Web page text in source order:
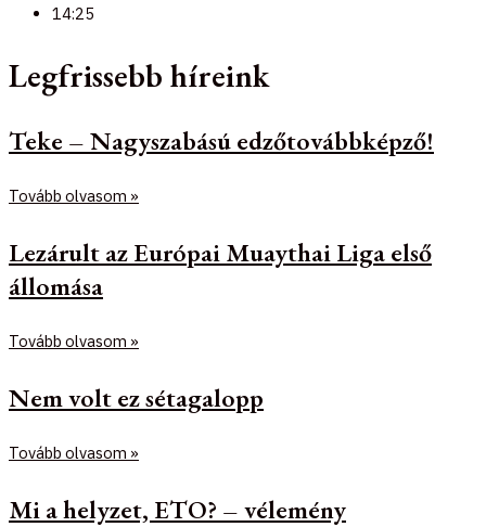
14:25
Legfrissebb híreink
Teke – Nagyszabású edzőtovábbképző!
Tovább olvasom »
Lezárult az Európai Muaythai Liga első
állomása
Tovább olvasom »
Nem volt ez sétagalopp
Tovább olvasom »
Mi a helyzet, ETO? – vélemény